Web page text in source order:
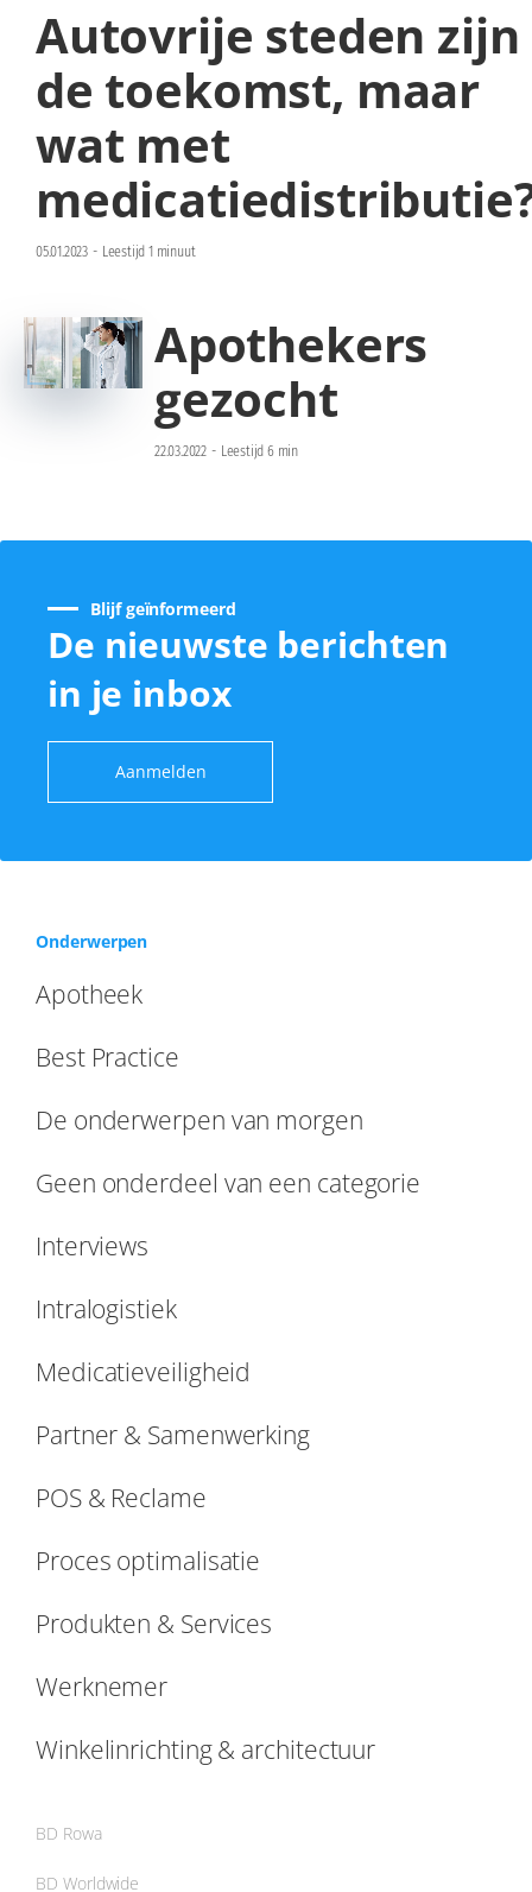
Autovrije steden zijn
de toekomst, maar
wat met
05.01.2023 - Leestijd 1 minuut
Apothekers
gezocht
22.03.2022 - Leestijd 6 min
Blijf geïnformeerd
De nieuwste berichten
in je inbox
Aanmelden
Onderwerpen
Apotheek
Best Practice
De onderwerpen van morgen
Geen onderdeel van een categorie
Interviews
Intralogistiek
Medicatieveiligheid
Partner & Samenwerking
POS & Reclame
Proces optimalisatie
Produkten & Services
Werknemer
Winkelinrichting & architectuur
BD Rowa
BD Worldwide